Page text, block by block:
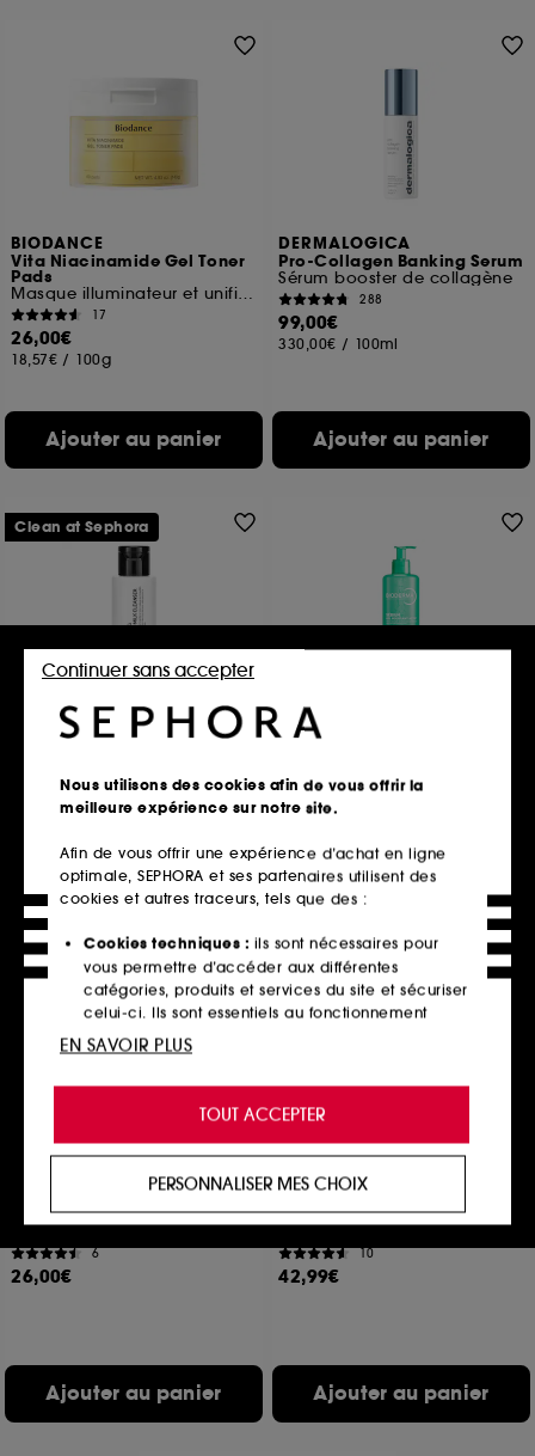
BIODANCE
Vita Niacinamide Gel Toner
Pads
Masque illuminateur et unifiant
17
26,00€
18,57€ / 100g
Ajouter au panier
DERMALOGICA
Pro-Collagen Banking Serum
Sérum booster de collagène
288
99,00€
330,00€ / 100ml
Ajouter au panier
THE INKEY LIST
Hydrating Cream-to-milk
59
À partir de8,00€
2 contenances disponibles
Ajouter au panier
Clean at Sephora
BIODERMA
Sebium gel moussant actif
1
17,00€
Ajouter au panier
Sea Kelp Gel Toner Pads
Masque apaisant et purifiant
6
26,00€
Ajouter au panier
SEPHORA COLLECTION
Colorful Summer Time Set
Set de préparation pour l'été
10
42,99€
Ajouter au panier
Hot on social
Nous utilisons des cookies afin de vous offrir la
meilleure expérience sur notre site.
Afin de vous offrir une expérience d’achat en ligne
optimale, SEPHORA et ses partenaires utilisent des
cookies et autres traceurs, tels que des :
Cookies techniques : ils sont nécessaires pour
vous permettre d’accéder aux différentes
catégories, produits et services du site et sécuriser
celui-ci. Ils sont essentiels au fonctionnement
technique du site et ne peuvent être désactivés.
de vous offrir une expérience enrichie et
personnalisée en vous recommandant des
produits, des services et des contenus qui
proposer des offres promotionnelles adaptées à
votre profil.
Cookies réseaux sociaux et publicité :
utilisés pour vous présenter du contenu susceptible
navigation, et de l'historique de vos interactions.
Cookies de mesure d’audience :ils nous
TOUT ACCEPTER
Continuer sans accepter
PERSONNALISER MES CHOIX
EN SAVOIR PLUS